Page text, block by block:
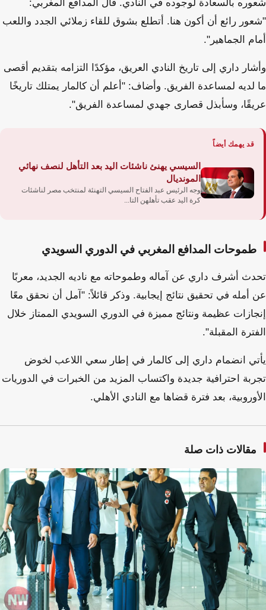
شعوره بالسعادة لوجوده في النادي. قال المدافع المغربي:
"شعور رائع أن أكون هنا. أتطلع بشوق للقاء زملائي الجدد واللعب
أمام الجماهير".
وأشار داري إلى تاريخ النادي العريق، مؤكدًا التزامه بتقديم أقصى
ما لديه لمساعدة الفريق. وأضاف: "أعلم أن كالمار يمتلك تاريخًا
عريقًا، وسأبذل قصارى جهدي لمساعدة الفريق".
قد يهمك أيضاً
السيسي يهنئ ناشئات اليد بعد التأهل لنصف نهائي
المونديال
وجه الرئيس عبد الفتاح السيسي التهنئة لمنتخب مصر لناشئات
كرة اليد عقب تأهلهن التا...
طموحات المدافع المغربي في الدوري السويدي
تحدث أشرف داري عن آماله وطموحاته مع ناديه الجديد، معربًا
عن أمله في تحقيق نتائج إيجابية. وذكر قائلاً: "آمل أن نحقق معًا
إنجازات عظيمة ونتائج مميزة في الدوري السويدي الممتاز خلال
الفترة المقبلة".
يأتي انضمام داري إلى كالمار في إطار سعي اللاعب لخوض
تجربة احترافية جديدة واكتساب المزيد من الخبرات في الدوريات
الأوروبية، بعد فترة قضاها مع النادي الأهلي.
مقالات ذات صلة